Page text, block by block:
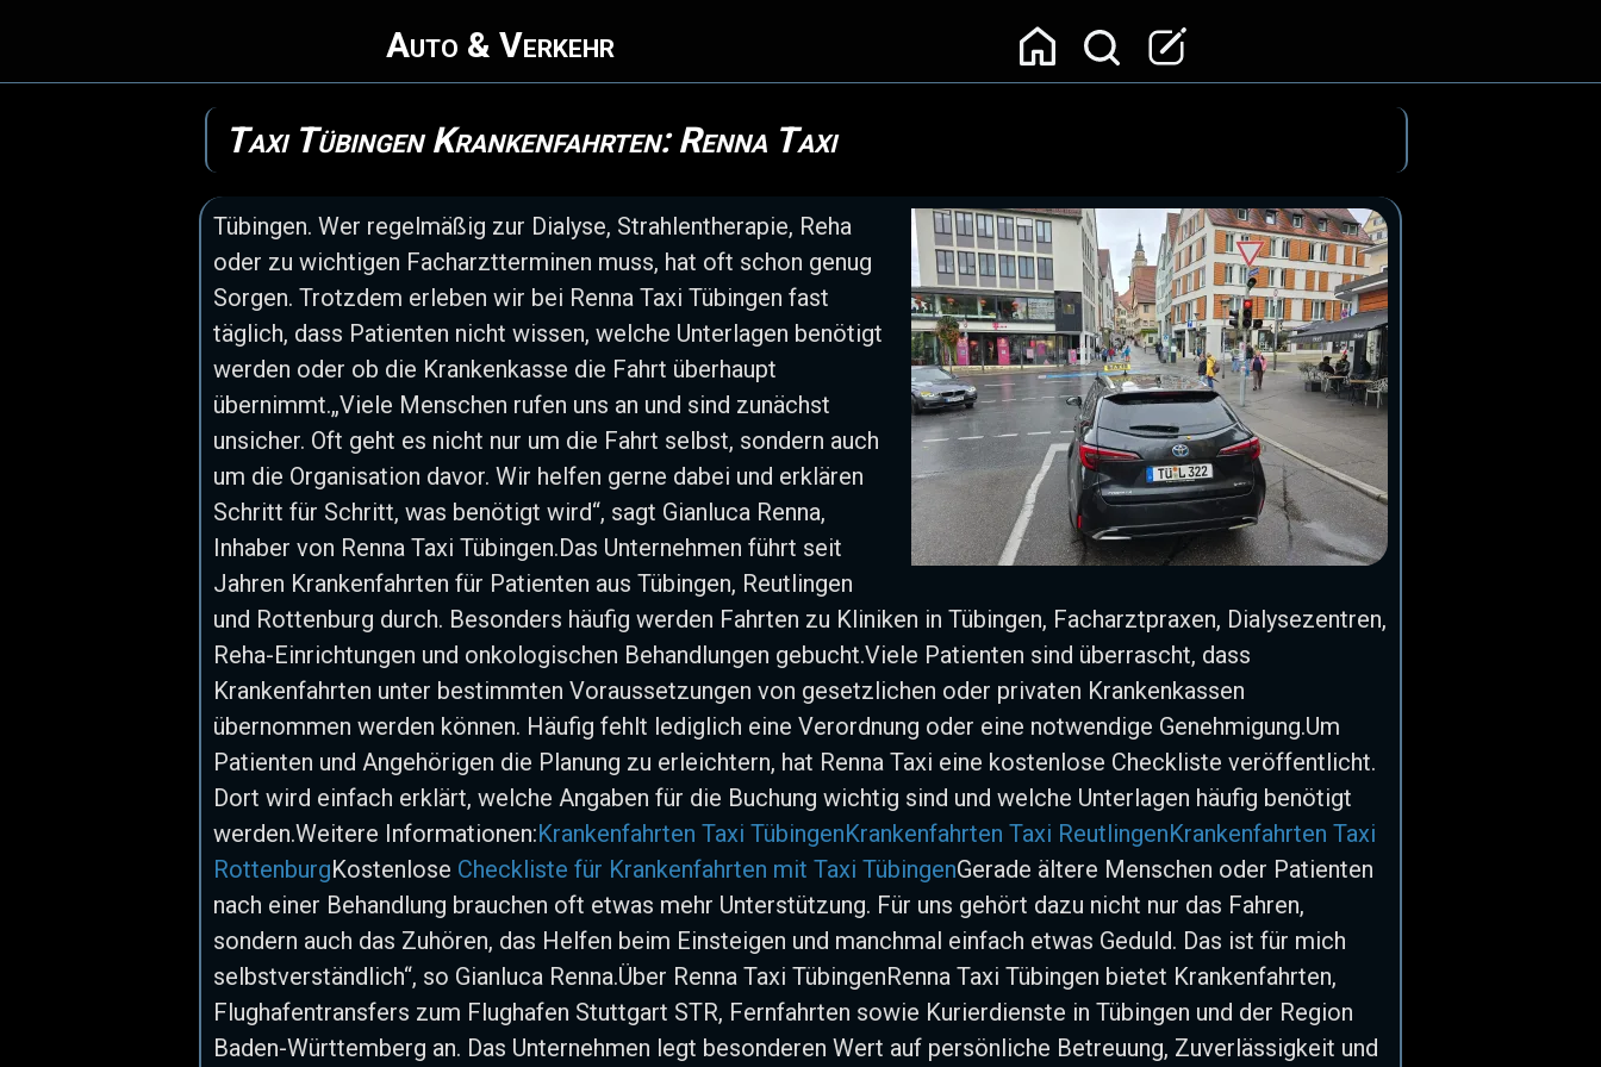
Auto & Verkehr
Taxi Tübingen Krankenfahrten: Renna Taxi
Tübingen. Wer regelmäßig zur Dialyse, Strahlentherapie, Reha
oder zu wichtigen Facharztterminen muss, hat oft schon genug
Sorgen. Trotzdem erleben wir bei Renna Taxi Tübingen fast
täglich, dass Patienten nicht wissen, welche Unterlagen benötigt
werden oder ob die Krankenkasse die Fahrt überhaupt
übernimmt.„Viele Menschen rufen uns an und sind zunächst
unsicher. Oft geht es nicht nur um die Fahrt selbst, sondern auch
um die Organisation davor. Wir helfen gerne dabei und erklären
Schritt für Schritt, was benötigt wird“, sagt Gianluca Renna,
Inhaber von Renna Taxi Tübingen.Das Unternehmen führt seit
Jahren Krankenfahrten für Patienten aus Tübingen, Reutlingen
und Rottenburg durch. Besonders häufig werden Fahrten zu Kliniken in Tübingen, Facharztpraxen, Dialysezentren,
Reha-Einrichtungen und onkologischen Behandlungen gebucht.Viele Patienten sind überrascht, dass
Krankenfahrten unter bestimmten Voraussetzungen von gesetzlichen oder privaten Krankenkassen
übernommen werden können. Häufig fehlt lediglich eine Verordnung oder eine notwendige Genehmigung.Um
Patienten und Angehörigen die Planung zu erleichtern, hat Renna Taxi eine kostenlose Checkliste veröffentlicht.
Dort wird einfach erklärt, welche Angaben für die Buchung wichtig sind und welche Unterlagen häufig benötigt
werden.Weitere Informationen:Krankenfahrten Taxi TübingenKrankenfahrten Taxi ReutlingenKrankenfahrten Taxi
RottenburgKostenlose Checkliste für Krankenfahrten mit Taxi TübingenGerade ältere Menschen oder Patienten
nach einer Behandlung brauchen oft etwas mehr Unterstützung. Für uns gehört dazu nicht nur das Fahren,
sondern auch das Zuhören, das Helfen beim Einsteigen und manchmal einfach etwas Geduld. Das ist für mich
selbstverständlich“, so Gianluca Renna.Über Renna Taxi TübingenRenna Taxi Tübingen bietet Krankenfahrten,
Flughafentransfers zum Flughafen Stuttgart STR, Fernfahrten sowie Kurierdienste in Tübingen und der Region
Baden-Württemberg an. Das Unternehmen legt besonderen Wert auf persönliche Betreuung, Zuverlässigkeit und